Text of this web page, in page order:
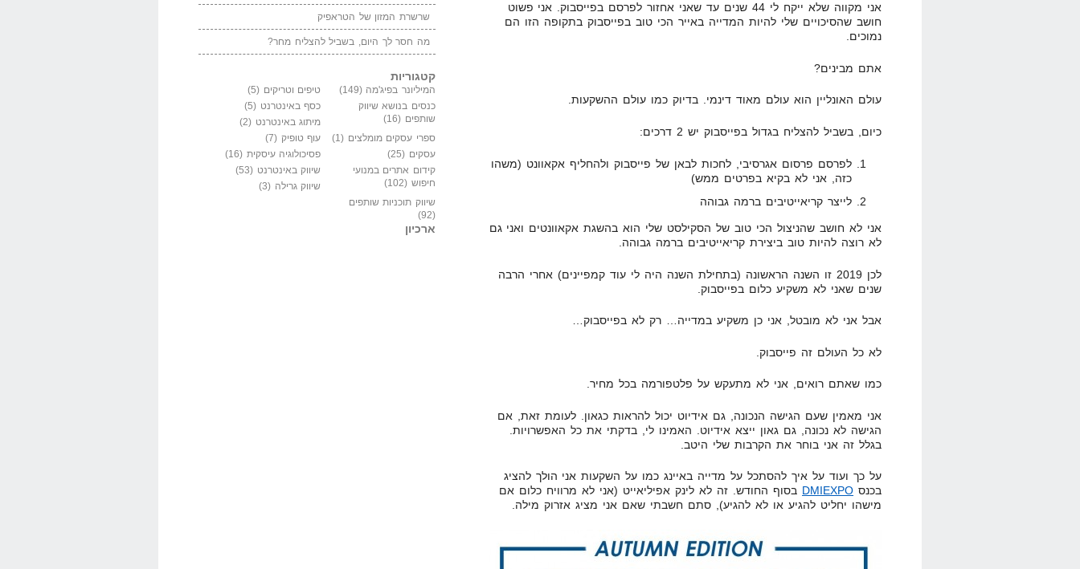
אני מקווה שלא ייקח לי 44 שנים עד שאני אחזור לפרסם בפייסבוק. אני פשוט
חושב שהסיכויים שלי להיות המדייה באייר הכי טוב בפייסבוק בתקופה הזו הם
נמוכים.
אתם מבינים?
עולם האונליין הוא עולם מאוד דינמי. בדיוק כמו עולם ההשקעות.
כיום, בשביל להצליח בגדול בפייסבוק יש 2 דרכים:
לפרסם פרסום אגרסיבי, לחכות לבאן של פייסבוק ולהחליף אקאוונט (משהו
כזה, אני לא בקיא בפרטים ממש)
לייצר קריאייטיבים ברמה גבוהה
אני לא חושב שהניצול הכי טוב של הסקילסט שלי הוא בהשגת אקאוונטים ואני גם
לא רוצה להיות טוב ביצירת קריאייטיבים ברמה גבוהה.
לכן 2019 זו השנה הראשונה (בתחילת השנה היה לי עוד קמפיינים) אחרי הרבה
שנים שאני לא משקיע כלום בפייסבוק.
אבל אני לא מובטל, אני כן משקיע במדייה… רק לא בפייסבוק…
לא כל העולם זה פייסבוק.
כמו שאתם רואים, אני לא מתעקש על פלטפורמה בכל מחיר.
אני מאמין שעם הגישה הנכונה, גם אידיוט יכול להראות כגאון. לעומת זאת, אם
הגישה לא נכונה, גם גאון ייצא אידיוט. האמינו לי, בדקתי את כל האפשרויות.
בגלל זה אני בוחר את הקרבות שלי היטב.
על כך ועוד על איך להסתכל על מדייה באיינג כמו על השקעות אני הולך להציג
בכנס DMIEXPO בסוף החודש. זה לא לינק אפיליאייט (אני לא מרוויח כלום אם
מישהו יחליט להגיע או לא להגיע), סתם חשבתי שאם אני מציג אזרוק מילה.
שרשרת המזון של הטראפיק
מה חסר לך היום, בשביל להצליח מחר?
קטגוריות
המיליונר בפיג'מה (149) טיפים וטריקים (5)
כנסים בנושא שיווק
שותפים (16)
כסף באינטרנט (5)
מיתוג באינטרנט (2)
ספרי עסקים מומלצים (1) עוף טופיק (7)
עסקים (25) פסיכולוגיה עיסקית (16)
קידום אתרים במנועי
חיפוש (102)
שיווק באינטרנט (53)
שיווק גרילה (3)
שיווק תוכניות שותפים
(92)
ארכיון